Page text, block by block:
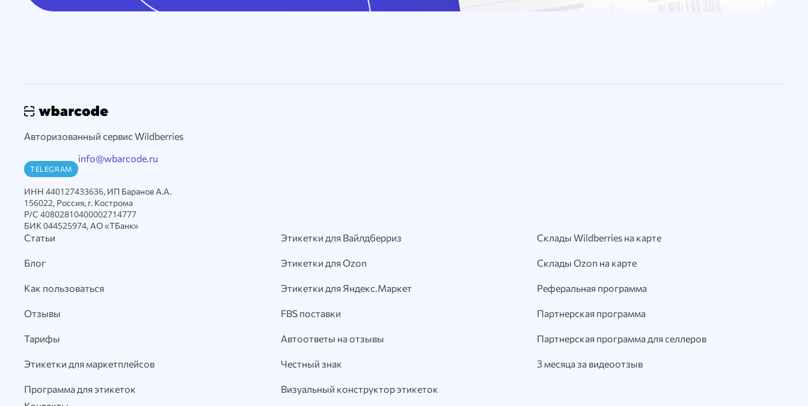
Авторизованный сервис Wildberries
TELEGRAM
info@wbarcode.ru
ИНН 440127433636, ИП Баранов А.А.
156022, Россия, г. Кострома
Р/С 40802810400002714777
БИК 044525974, АО «ТБанк»
Статьи
Блог
Как пользоваться
Отзывы
Тарифы
Этикетки для маркетплейсов
Программа для этикеток
Этикетки для Вайлдберриз
Этикетки для Ozon
Этикетки для Яндекс.Маркет
FBS поставки
Автоответы на отзывы
Честный знак
Визуальный конструктор этикеток
Склады Wildberries на карте
Склады Ozon на карте
Реферальная программа
Партнерская программа
Партнерская программа для селлеров
3 месяца за видеоотзыв